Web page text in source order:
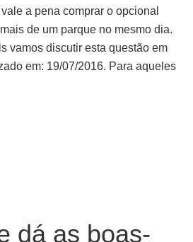
a pena comprar o opcional
de um parque no mesmo dia.
vamos discutir esta questão em
em: 19/07/2016. Para aqueles
dá as boas-